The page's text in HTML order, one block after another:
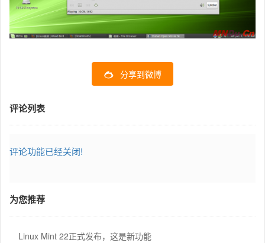
分享到微博
评论列表
评论功能已经关闭!
为您推荐
Linux Mint 22正式发布，这是新功能